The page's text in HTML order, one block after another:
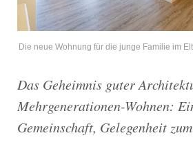
Die neue Wohnung für die junge Familie im
Das Geheimnis guter
Mehrgenerationen-Wohnen:
Gemeinschaft, Gelegenheit